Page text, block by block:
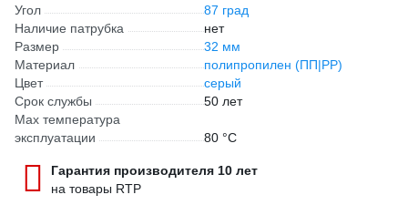
Угол
87 град
Наличие патрубка
нет
Размер
32 мм
Материал
полипропилен (ПП|PP)
Цвет
серый
Срок службы
50 лет
Max температура
эксплуатации
80 °С
Гарантия производителя 10 лет
на товары RTP